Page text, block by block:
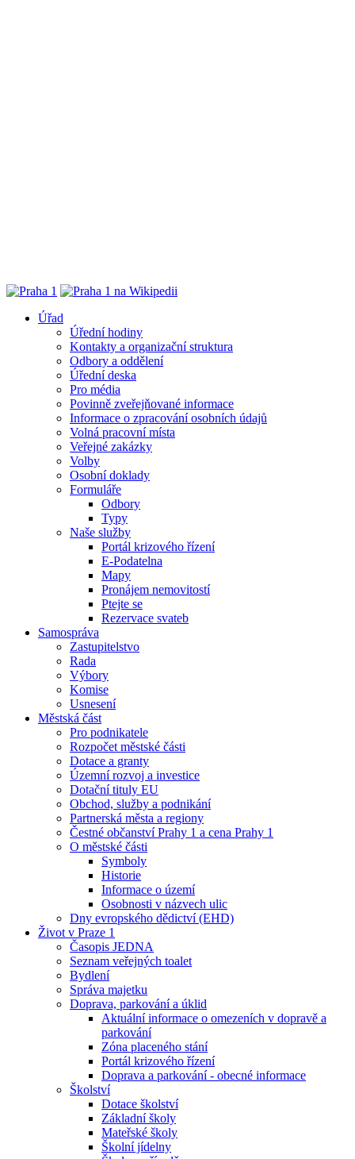
Úřad
Úřední hodiny
Kontakty a organizační struktura
Odbory a oddělení
Úřední deska
Pro média
Povinně zveřejňované informace
Informace o zpracování osobních údajů
Volná pracovní místa
Veřejné zakázky
Volby
Osobní doklady
Formuláře
Odbory
Typy
Naše služby
Portál krizového řízení
E-Podatelna
Mapy
Pronájem nemovitostí
Ptejte se
Rezervace svateb
Samospráva
Zastupitelstvo
Rada
Výbory
Komise
Usnesení
Městská část
Pro podnikatele
Rozpočet městské části
Dotace a granty
Územní rozvoj a investice
Dotační tituly EU
Obchod, služby a podnikání
Partnerská města a regiony
Čestné občanství Prahy 1 a cena Prahy 1
O městské části
Symboly
Historie
Informace o území
Osobnosti v názvech ulic
Dny evropského dědictví (EHD)
Život v Praze 1
Časopis JEDNA
Seznam veřejných toalet
Bydlení
Správa majetku
Doprava, parkování a úklid
Aktuální informace o omezeních v dopravě a
parkování
Zóna placeného stání
Portál krizového řízení
Doprava a parkování - obecné informace
Školství
Dotace školství
Základní školy
Mateřské školy
Školní jídelny